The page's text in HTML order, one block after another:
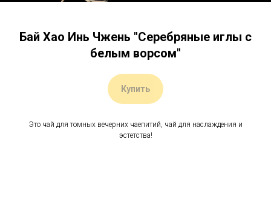
Бай Хао Инь Чжень "Серебряные иглы с
белым ворсом"
Купить
Это чай для томных вечерних чаепитий, чай для наслаждения и
эстетства!